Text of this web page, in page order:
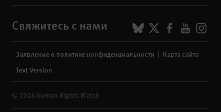
Свяжитесь с нами BlueSky
X
menu
Заявление о политике конфиденциальности
Карта сайта
Text Version
© 2026 Human Rights Watch